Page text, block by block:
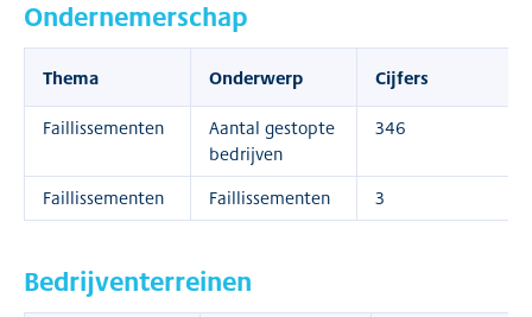
Ondernemerschap
Thema Onderwerp Cijfers
Faillissementen
Aantal gestopte
bedrijven
346
Faillissementen Faillissementen 3
Bedrijventerreinen